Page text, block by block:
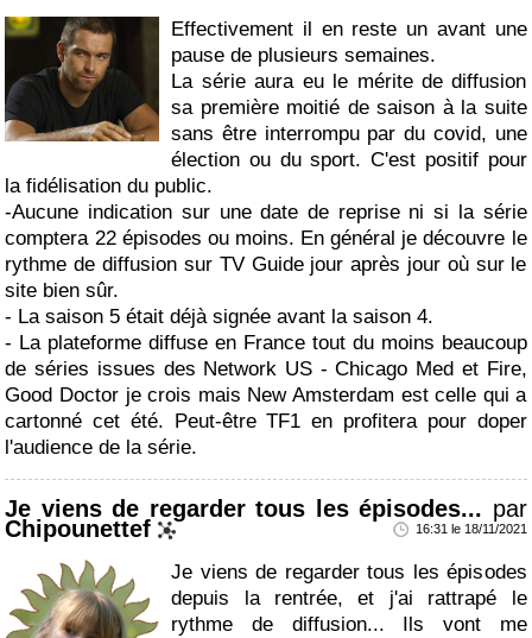
Effectivement il en reste un avant une
pause de plusieurs semaines.
La série aura eu le mérite de diffusion
sa première moitié de saison à la suite
sans être interrompu par du covid, une
élection ou du sport. C'est positif pour
la fidélisation du public.
-Aucune indication sur une date de reprise ni si la série
comptera 22 épisodes ou moins. En général je découvre le
rythme de diffusion sur TV Guide jour après jour où sur le
site bien sûr.
- La saison 5 était déjà signée avant la saison 4.
- La plateforme diffuse en France tout du moins beaucoup
de séries issues des Network US - Chicago Med et Fire,
Good Doctor je crois mais New Amsterdam est celle qui a
cartonné cet été. Peut-être TF1 en profitera pour doper
l'audience de la série.
Je viens de regarder tous les épisodes... par
Chipounettef 16:31 le 18/11/2021
Je viens de regarder tous les épisodes
depuis la rentrée, et j'ai rattrapé le
rythme de diffusion... Ils vont me